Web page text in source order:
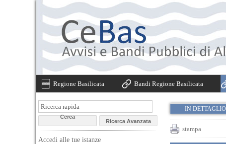
Regione Basilicata Bandi Regione Basilicata
Accedi alle tue istanze
IN DETTAGLIO
stampa